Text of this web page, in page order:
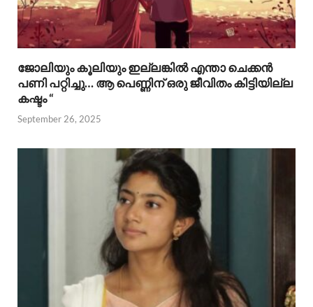
ജോലിയും കൂലിയും ഇല്ലങ്കിൽ എന്താ ചെക്കൻ
പണി പറ്റിച്ചു… ആ പെണ്ണിന് ഒരു ജീവിതം കിട്ടിയില്ല
കഷ്ടം “
September 26, 2025